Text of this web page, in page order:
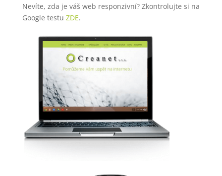
Nevíte, zda je váš web responzivní? Zkontrolujte si na
Google testu ZDE.